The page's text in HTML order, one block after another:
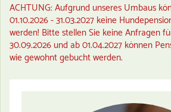
ACHTUNG: Aufgrund unseres Umbaus
01.10.2026 - 31.03.2027 keine
werden! Bitte stellen Sie keine Anfragen
30.09.2026 und ab 01.04.2027 können
wie gewohnt gebucht werden.